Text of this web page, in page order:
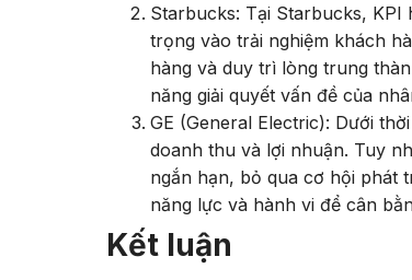
Starbucks: Tại Starbucks,
trọng vào trải nghiệm khách
hàng và duy trì lòng trung
năng giải quyết vấn đề của
GE (General Electric): Dưới
doanh thu và lợi nhuận. Tuy
ngắn hạn, bỏ qua cơ hội phát
năng lực và hành vi để cân
Kết luận